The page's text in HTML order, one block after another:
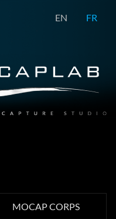
EN FR
MOCAP CORPS